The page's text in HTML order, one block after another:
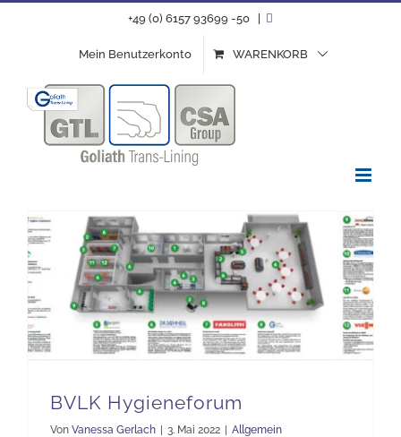
+49 (0) 6157 93699 -50
Mein Benutzerkonto WARENKORB
BVLK Hygieneforum
Von Vanessa Gerlach 3. Mai 2022 Allgemein